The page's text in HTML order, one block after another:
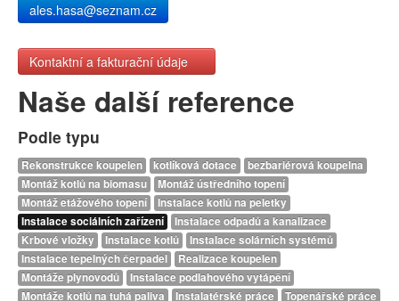
ales.hasa@seznam.cz
Kontaktní a fakturační údaje
Naše další reference
Podle typu
Rekonstrukce koupelen kotlíková dotace
bezbariérová koupelna
Montáž kotlů na biomasu
Montáž ústředního topení
Montáž etážového topení
Instalace kotlů na peletky
Instalace sociálních zařízení
Instalace odpadů a kanalizace
Krbové vložky
Instalace kotlů
Instalace solárních systémů
Instalace tepelných čerpadel
Realizace koupelen
Montáže plynovodů
Instalace podlahového vytápění
Montáže kotlů na tuhá paliva
Instalatérské práce
Topenářské práce